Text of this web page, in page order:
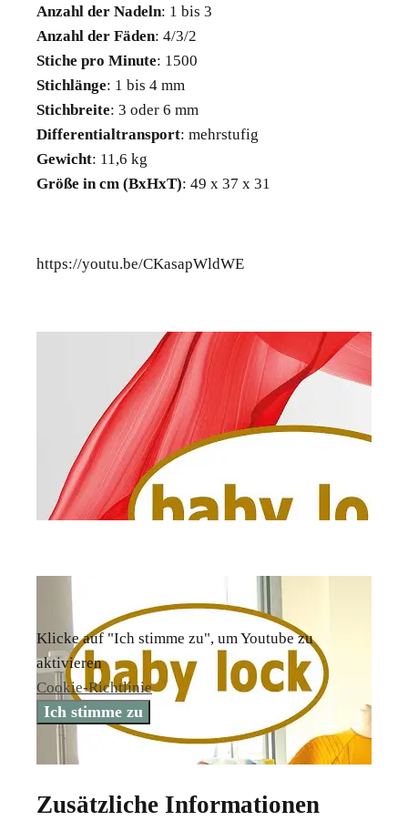
Anzahl der Nadeln: 1 bis 3
Anzahl der Fäden: 4/3/2
Stiche pro Minute: 1500
Stichlänge: 1 bis 4 mm
Stichbreite: 3 oder 6 mm
Differentialtransport: mehrstufig
Gewicht: 11,6 kg
Größe in cm (BxHxT): 49 x 37 x 31
https://youtu.be/CKasapWldWE
Klicke auf "Ich stimme zu", um Youtube zu
aktivieren
Cookie-Richtlinie
Ich stimme zu
Zusätzliche Informationen